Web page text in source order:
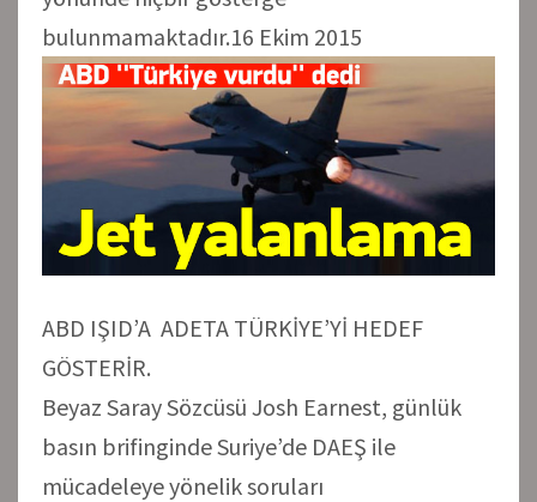
bulunmamaktadır.16 Ekim 2015
ABD IŞID’A ADETA TÜRKİYE’Yİ HEDEF
GÖSTERİR.
Beyaz Saray Sözcüsü Josh Earnest, günlük
basın brifinginde Suriye’de DAEŞ ile
mücadeleye yönelik soruları